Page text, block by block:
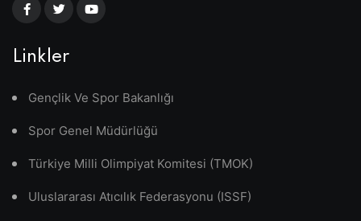
Linkler
Gençlik Ve Spor Bakanlığı
Spor Genel Müdürlüğü
Türkiye Milli Olimpiyat Komitesi (TMOK)
Uluslararası Atıcılık Federasyonu (ISSF)